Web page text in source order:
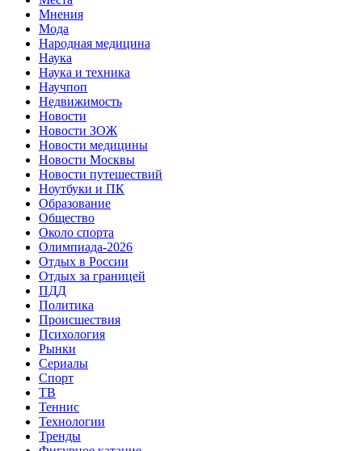
Мнения
Мода
Народная медицина
Наука
Наука и техника
Научпоп
Недвижимость
Новости
Новости ЗОЖ
Новости медицины
Новости Москвы
Новости путешествий
Ноутбуки и ПК
Образование
Общество
Около спорта
Олимпиада-2026
Отдых в России
Отдых за границей
ПДД
Политика
Происшествия
Психология
Рынки
Сериалы
Спорт
ТВ
Теннис
Технологии
Тренды